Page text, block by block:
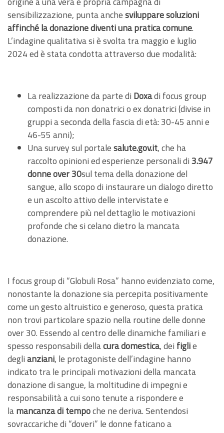
sensibilizzazione, punta anchesviluppare soluzioni
affinché la donazione diventi una pratica comune.
L’indagine qualitativa si è svolta tra maggio e luglio
2024 ed è stata condotta attraverso due modalità:
La realizzazione da parte di Doxadi focus group
composti da non donatrici o ex donatrici (divise in
gruppi a seconda della fascia di età: 30-45 anni e
46-55 anni);
Una survey sul portalesalute.gov.it, che ha
raccolto opinioni ed esperienze personali di3.947
donne over 30sul tema della donazione del
sangue, allo scopo di instaurare un dialogo diretto
e un ascolto attivo delle intervistate e
comprendere più nel dettaglio le motivazioni
profonde che si celano dietro la mancata
donazione.
I focus group di “Globuli Rosa” hanno evidenziato come,
nonostante la donazione sia percepita positivamente
come un gesto altruistico e generoso, questa pratica
non trovi particolare spazio nella routine delle donne
over 30. Essendo al centro delle dinamiche familiari e
spesso responsabili dellacura domestica, dei figlie
deglianziani, le protagoniste dell’indagine hanno
indicato tra le principali motivazioni della mancata
donazione di sangue, la moltitudine di impegni e
responsabilità a cui sono tenute a rispondere e
lamancanza di tempoche ne deriva. Sentendosi
sovraccariche di “doveri” le donne faticano a